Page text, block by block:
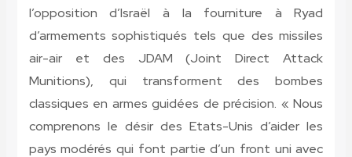
l’opposition d’Israël à la fourniture à Ryad
d’armements sophistiqués tels que des missiles
air-air et des JDAM (Joint Direct Attack
Munitions), qui transforment des bombes
classiques en armes guidées de précision. « Nous
comprenons le désir des Etats-Unis d’aider les
pays modérés qui font partie d’un front uni avec